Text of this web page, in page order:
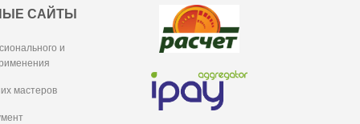
САЙТЫ
и
мастеров